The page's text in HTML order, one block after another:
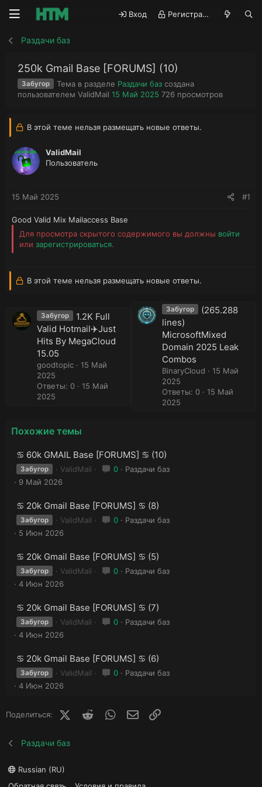
Вход Регистрация
Раздачи баз
250k Gmail Base [FORUMS] (10)
Забугор Тема в разделе Раздачи базсоздана
пользователем А
о
е
м
ValidMail Д
а
15 Май 2025 П
с
726 просмотров
В этой теме нельзя размещать новые ответы.
ValidMail
Пользователь
15 Май 2025 #1
Good Valid Mix Mailaccess Base
Для просмотра скрытого содержимого вы должны войти
или зарегистрироваться.
В этой теме нельзя размещать новые ответы.
Забугор
1.2K Full
Valid Hotmail✈️Just
Hits By MegaCloud
15.05
goodtopic
15 Май
2025
Ответы: 0
15 Май
2025
Забугор
(265.288
lines)
MicrosoftMixed
Domain 2025 Leak
Combos
BinaryCloud
15 Май
2025
Ответы: 0
15 Май
2025
Похожие темы
♋ 60k GMAIL Base [FORUMS] ♋ (10)
Забугор ValidMail 0
Раздачи баз
9 Май 2026
♋ 20k Gmail Base [FORUMS] ♋ (8)
Забугор ValidMail 0
Раздачи баз
5 Июн 2026
♋ 20k Gmail Base [FORUMS] ♋ (5)
Забугор ValidMail 0
Раздачи баз
4 Июн 2026
♋ 20k Gmail Base [FORUMS] ♋ (7)
Забугор ValidMail 0
Раздачи баз
4 Июн 2026
♋ 20k Gmail Base [FORUMS] ♋ (6)
Забугор ValidMail 0
Раздачи баз
4 Июн 2026
Поделиться: X (Twitter)Reddit WhatsApp
E-mail
Раздачи баз
Russian (RU)